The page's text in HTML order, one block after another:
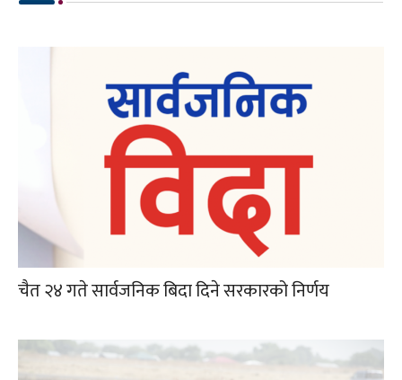
चैत २४ गते सार्वजनिक बिदा दिने सरकारको निर्णय